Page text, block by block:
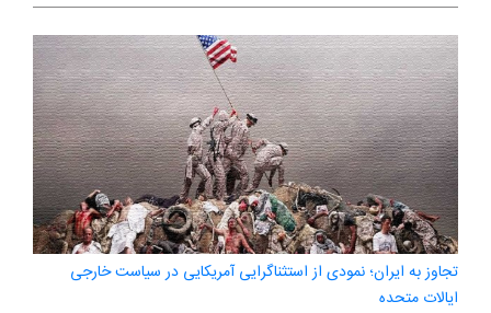
تجاوز به ایران؛ نمودی از استثناگرایی آمریکایی در سیاست خارجی
ایالات متحده